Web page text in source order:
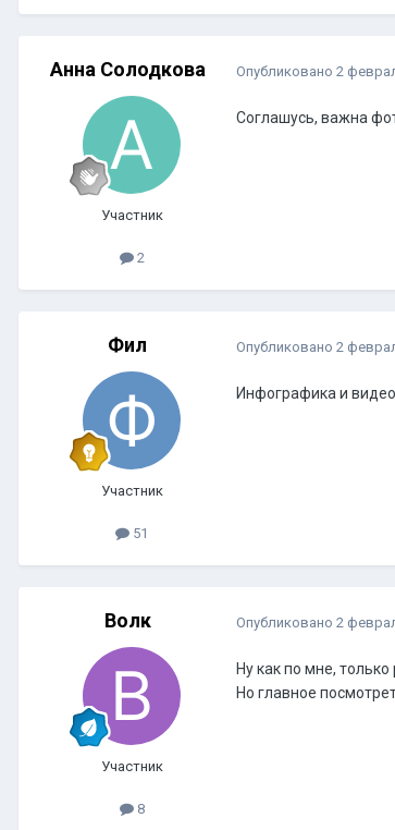
Анна Солодкова
Участник
2
Опубликовано 2
Соглашусь, важна
Фил
Участник
51
Опубликовано 2
Инфографика и
Волк
Участник
8
Опубликовано 2
Ну как по мне,
Но главное